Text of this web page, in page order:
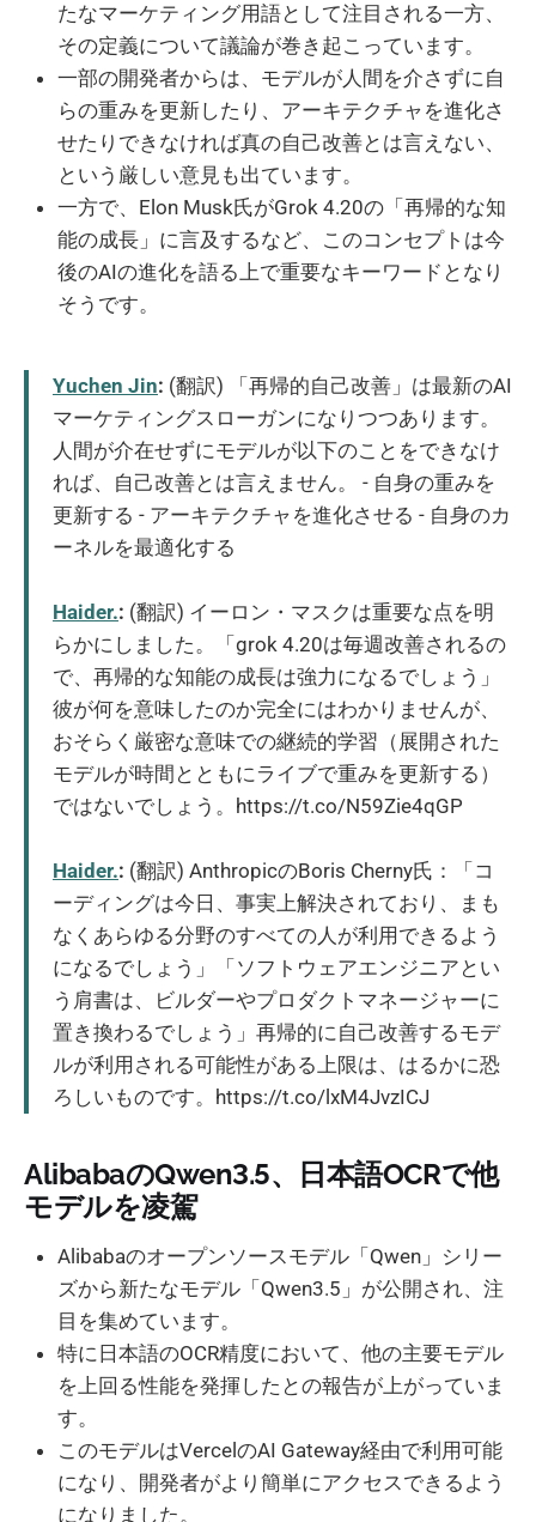
たなマーケティング用語として注目される一方、
その定義について議論が巻き起こっています。
一部の開発者からは、モデルが人間を介さずに自
らの重みを更新したり、アーキテクチャを進化さ
せたりできなければ真の自己改善とは言えない、
という厳しい意見も出ています。
一方で、Elon Musk氏がGrok 4.20の「再帰的な知
能の成長」に言及するなど、このコンセプトは今
後のAIの進化を語る上で重要なキーワードとなり
そうです。
Yuchen Jin: (翻訳) 「再帰的自己改善」は最新のAI
マーケティングスローガンになりつつあります。
人間が介在せずにモデルが以下のことをできなけ
れば、自己改善とは言えません。 - 自身の重みを
更新する - アーキテクチャを進化させる - 自身のカ
ーネルを最適化する
Haider.: (翻訳) イーロン・マスクは重要な点を明
らかにしました。「grok 4.20は毎週改善されるの
で、再帰的な知能の成長は強力になるでしょう」
彼が何を意味したのか完全にはわかりませんが、
おそらく厳密な意味での継続的学習（展開された
モデルが時間とともにライブで重みを更新する）
ではないでしょう。https://t.co/N59Zie4qGP
Haider.: (翻訳) AnthropicのBoris Cherny氏：「コ
ーディングは今日、事実上解決されており、まも
なくあらゆる分野のすべての人が利用できるよう
になるでしょう」「ソフトウェアエンジニアとい
う肩書は、ビルダーやプロダクトマネージャーに
置き換わるでしょう」再帰的に自己改善するモデ
ルが利用される可能性がある上限は、はるかに恐
ろしいものです。https://t.co/lxM4JvzICJ
AlibabaのQwen3.5、日本語OCRで他
モデルを凌駕
Alibabaのオープンソースモデル「Qwen」シリー
ズから新たなモデル「Qwen3.5」が公開され、注
目を集めています。
特に日本語のOCR精度において、他の主要モデル
を上回る性能を発揮したとの報告が上がっていま
す。
このモデルはVercelのAI Gateway経由で利用可能
になり、開発者がより簡単にアクセスできるよう
になりました。